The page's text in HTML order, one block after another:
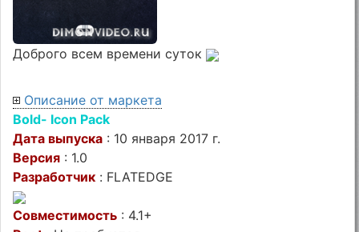
Доброго всем времени суток
Описание от маркета
Bold- Icon Pack
Дата выпуска : 10 января 2017 г.
Версия : 1.0
Разработчик : FLATEDGE
Совместимость : 4.1+